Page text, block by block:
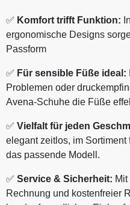
✅ Komfort trifft Funktion:
ergonomische Designs
Passform
✅ Für sensible Füße ideal:
Problemen oder
Avena-Schuhe die Füße
✅ Vielfalt für jeden
elegant zeitlos, im
das passende Modell.
✅ Service & Sicherheit:
Rechnung und kostenfreier